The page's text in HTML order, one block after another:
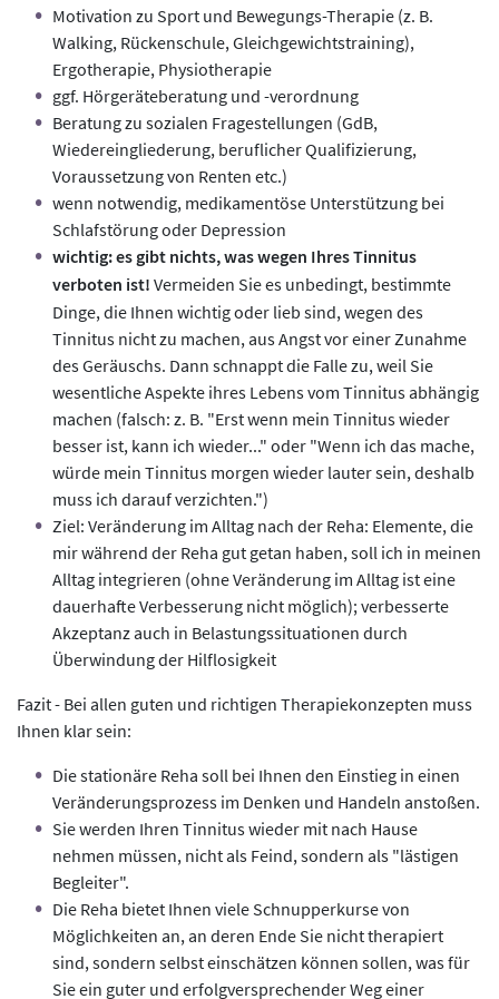
Motivation zu Sport und Bewegungs-Therapie (z. B.
Walking, Rückenschule, Gleichgewichtstraining),
Ergotherapie, Physiotherapie
ggf. Hörgeräteberatung und -verordnung
Beratung zu sozialen Fragestellungen (GdB,
Wiedereingliederung, beruflicher Qualifizierung,
Voraussetzung von Renten etc.)
wenn notwendig, medikamentöse Unterstützung bei
Schlafstörung oder Depression
wichtig: es gibt nichts, was wegen Ihres Tinnitus
verboten ist! Vermeiden Sie es unbedingt, bestimmte
Dinge, die Ihnen wichtig oder lieb sind, wegen des
Tinnitus nicht zu machen, aus Angst vor einer Zunahme
des Geräuschs. Dann schnappt die Falle zu, weil Sie
wesentliche Aspekte ihres Lebens vom Tinnitus abhängig
machen (falsch: z. B. "Erst wenn mein Tinnitus wieder
besser ist, kann ich wieder..." oder "Wenn ich das mache,
würde mein Tinnitus morgen wieder lauter sein, deshalb
muss ich darauf verzichten.")
Ziel: Veränderung im Alltag nach der Reha: Elemente, die
mir während der Reha gut getan haben, soll ich in meinen
Alltag integrieren (ohne Veränderung im Alltag ist eine
dauerhafte Verbesserung nicht möglich); verbesserte
Akzeptanz auch in Belastungssituationen durch
Überwindung der Hilflosigkeit
Fazit - Bei allen guten und richtigen Therapiekonzepten muss
Ihnen klar sein:
Die stationäre Reha soll bei Ihnen den Einstieg in einen
Veränderungsprozess im Denken und Handeln anstoßen.
Sie werden Ihren Tinnitus wieder mit nach Hause
nehmen müssen, nicht als Feind, sondern als "lästigen
Begleiter".
Die Reha bietet Ihnen viele Schnupperkurse von
Möglichkeiten an, an deren Ende Sie nicht therapiert
sind, sondern selbst einschätzen können sollen, was für
Sie ein guter und erfolgversprechender Weg einer